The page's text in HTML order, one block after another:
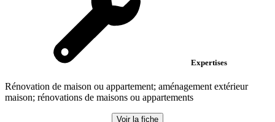
Expertises
Rénovation de maison ou appartement; aménagement extérieur
maison; rénovations de maisons ou appartements
Voir la fiche